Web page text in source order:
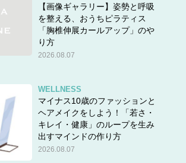
【画像ギャラリー】姿勢と呼吸
を整える、おうちピラティス
「胸椎伸展カールアップ」のや
り方
2026.08.07
WELLNESS
マイナス10歳のファッションと
ヘアメイクをしよう！「若さ・
キレイ・健康」のループを生み
出すマインドの作り方
2026.08.07